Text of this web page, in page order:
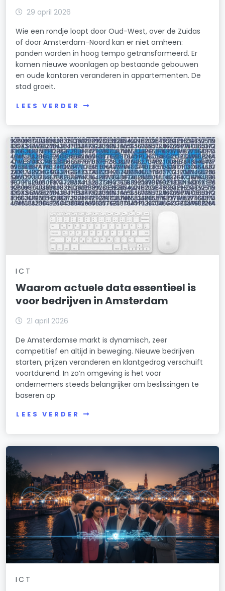
29 april 2026
Wie een rondje loopt door Oud-West, over de Zuidas
of door Amsterdam-Noord kan er niet omheen:
panden worden in hoog tempo getransformeerd. Er
komen nieuwe woonlagen op bestaande gebouwen
en oude kantoren veranderen in appartementen. De
stad groeit.
LEES VERDER
ICT
Waarom actuele data essentieel is
voor bedrijven in Amsterdam
21 april 2026
De Amsterdamse markt is dynamisch, zeer
competitief en altijd in beweging. Nieuwe bedrijven
starten, prijzen veranderen en klantgedrag verschuift
voortdurend. In zo’n omgeving is het voor
ondernemers steeds belangrijker om beslissingen te
baseren op
LEES VERDER
ICT